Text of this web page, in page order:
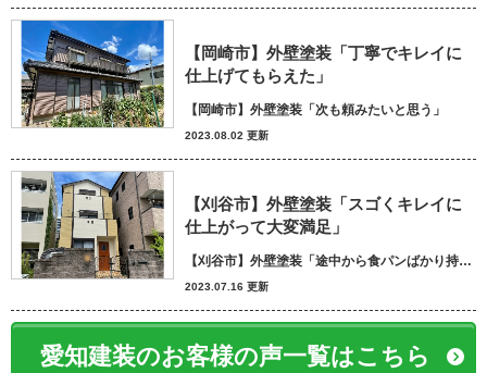
【岡崎市】外壁塗装「丁寧でキレイに
仕上げてもらえた」
【岡崎市】外壁塗装「次も頼みたいと思う」
2023.08.02 更新
【刈谷市】外壁塗装「スゴくキレイに
仕上がって大変満足」
【刈谷市】外壁塗装「途中から食パンばかり持ってきてパン屋さんかと思いました笑」
2023.07.16 更新
愛知建装のお客様の声一覧はこちら